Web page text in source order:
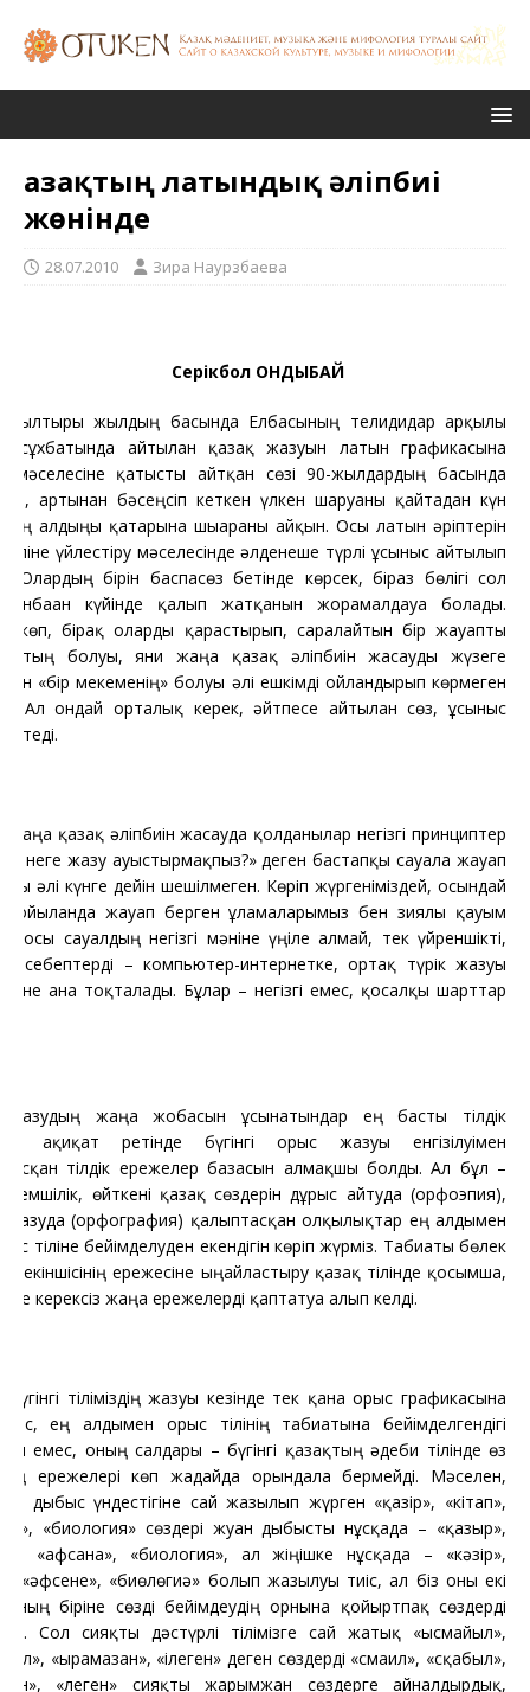
Қазақтың латындық әліпбиі
жөнінде
28.07.2010 Зира Наурзбаева
Cерікбол ҚОНДЫБАЙ
Былтырғы жылдың басында Елбасының телидидар арқылы
сұхбатында айтылған қазақ жазуын латын графикасына
мәселесіне қатысты айтқан сөзі 90-жылдардың басында
артынан бәсеңсіп кеткен үлкен шаруаны қайтадан күн
алдыңғы қатарына шығарғаны айқын. Осы латын әріптерін
үйлестіру мәселесінде әлденеше түрлі ұсыныс айтылып
Олардың бірін баспасөз бетінде көрсек, біраз бөлігі сол
күйінде қалып жатқанын жорамалдауға болады.
көп, бірақ оларды қарастырып, саралайтын бір жауапты
болуы, яғни жаңа қазақ әліпбиін жасауды жүзеге
«бір мекеменің» болуы әлі ешкімді ойландырып көрмеген
Ал ондай орталық керек, әйтпесе айтылған сөз, ұсыныс
кетеді.
Жаңа қазақ әліпбиін жасауда қолданылар негізгі принциптер
неге жазу ауыстырмақпыз?» деген бастапқы сауалға жауап
әлі күнге дейін шешілмеген. Көріп жүргеніміздей, осындай
қойылғанда жауап берген ғұламаларымыз бен зиялы қауым
осы сауалдың негізгі мәніне үңіле алмай, тек үйреншікті,
себептерді – компьютер-интернетке, ортақ түрік жазуы
ғана тоқталады. Бұлар – негізгі емес, қосалқы шарттар
Жазудың жаңа жобасын ұсынатындар ең басты тілдік
ақиқат ретінде бүгінгі орыс жазуы енгізілуімен
тілдік ережелер базасын алмақшы болды. Ал бұл –
кемшілік, өйткені қазақ сөздерін дұрыс айтуда (орфоэпия),
жазуда (орфография) қалыптасқан олқылықтар ең алдымен
тіліне бейімделуден екендігін көріп жүрміз. Табиғаты бөлек
екіншісінің ережесіне ыңғайластыру қазақ тілінде қосымша,
керексіз жаңа ережелерді қаптатуға алып келді.
Бүгінгі тіліміздің жазуы кезінде тек қана орыс графикасына
ең алдымен орыс тілінің табиғатына бейімделгендігі
емес, оның салдары – бүгінгі қазақтың әдеби тілінде өз
ережелері көп жағдайда орындала бермейді. Мәселен,
дыбыс үндестігіне сай жазылып жүрген «қазір», «кітап»,
«биология» сөздері жуан дыбысты нұсқада – «қазыр»,
«афсана», «биология», ал жіңішке нұсқада – «кәзір»,
«әфсене», «биөлөгиә» болып жазылуы тиіс, ал біз оны екі
біріне сөзді бейімдеудің орнына қойыртпақ сөздерді
Сол сияқты дәстүрлі тілімізге сай жатық «ысмайыл»,
«ырамазан», «ілеген» деген сөздерді «смаил», «сқабыл»,
«леген» сияқты жарымжан сөздерге айналдырдық,